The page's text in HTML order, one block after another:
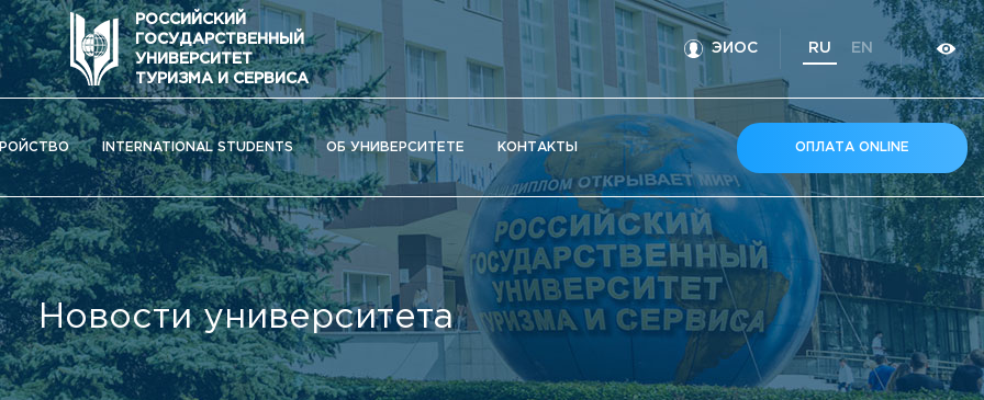
РОССИЙСКИЙ
ГОСУДАРСТВЕННЫЙ
УНИВЕРСИТЕТ
ТУРИЗМА И СЕРВИСА
ЭИОС RU EN
INTERNATIONAL STUDENTS ОБ УНИВЕРСИТЕТЕ КOНТАКТЫ ОПЛАТА ONLINE
Новости университета